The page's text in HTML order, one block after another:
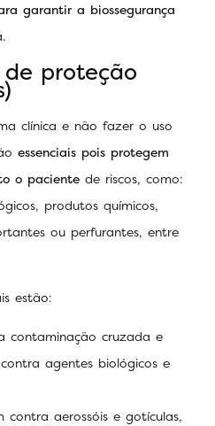
garantir a biossegurança
proteção
clínica e não fazer o uso
essenciais pois protegem
o paciente de riscos, como:
produtos químicos,
ou perfurantes, entre
estão:
contaminação cruzada e
agentes biológicos e
contra aerossóis e gotículas,